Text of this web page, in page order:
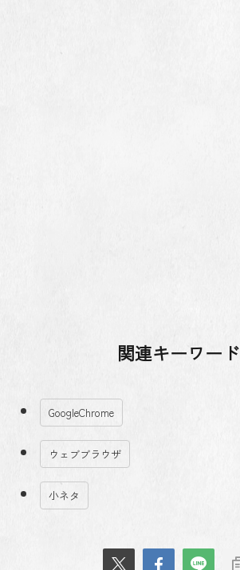
関連キーワード
GoogleChrome
ウェブブラウザ
小ネタ